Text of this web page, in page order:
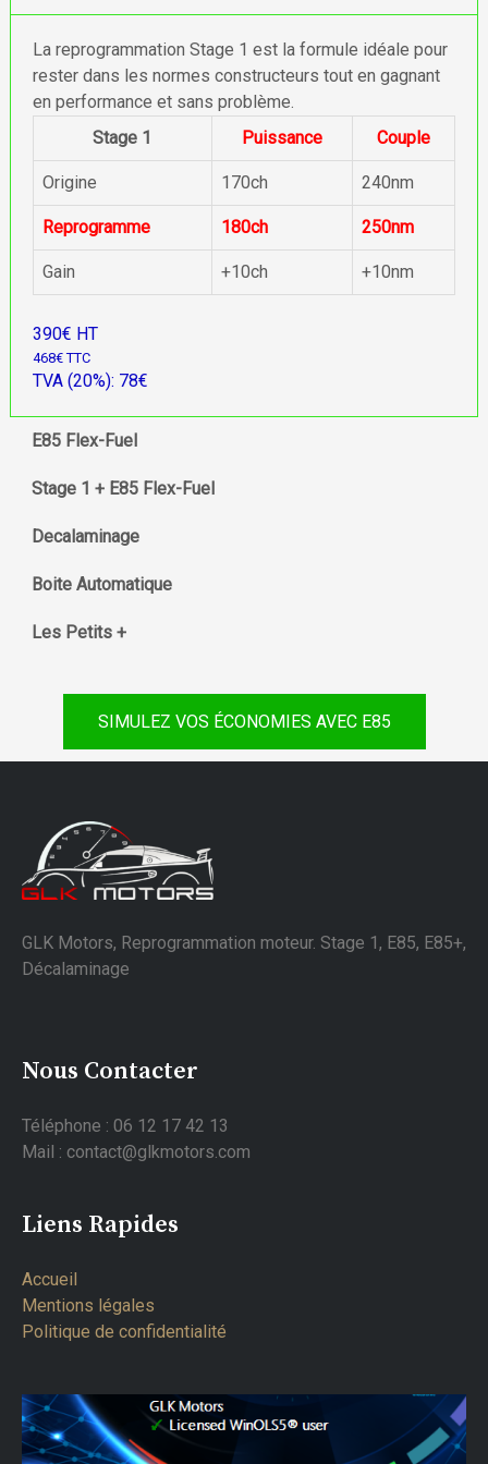
La reprogrammation Stage 1 est la formule idéale pour
rester dans les normes constructeurs tout en gagnant
en performance et sans problème.
Stage 1
Puissance Couple
Origine 170ch 240nm
Reprogramme 180ch 250nm
Gain +10ch +10nm
390€ HT
468€ TTC
TVA (20%): 78€
E85 Flex-Fuel
Stage 1 + E85 Flex-Fuel
Decalaminage
Boite Automatique
Les Petits +
SIMULEZ VOS ÉCONOMIES AVEC E85
GLK Motors, Reprogrammation moteur. Stage 1, E85, E85+,
Décalaminage
Nous Contacter
Téléphone : 06 12 17 42 13
Mail : contact@glkmotors.com
Liens Rapides
Accueil
Mentions légales
Politique de confidentialité